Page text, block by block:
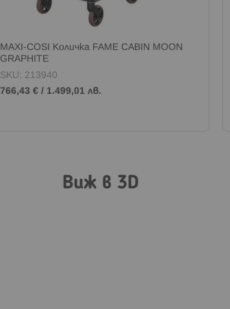
MAXI-COSI Kоличка FAME CABIN MOON
GRAPHITE
SKU: 213940
766,43 € / 1.499,01 лв.
Виж в 3D